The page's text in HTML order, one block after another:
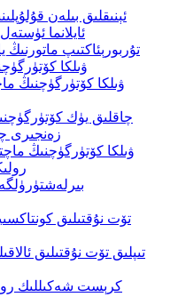
ئېنىقلىق بىلەن
ئايلانما
تۇربورېئاكتىپ
ۋىلكا
ۋىلكا كۆتۈرگۈچنىڭ
چاقلىق يۈك
زەنجىرى
ۋىلكا كۆتۈرگۈچنىڭ
تۆت نۇقتىلىق
كرېست شەكىللىك